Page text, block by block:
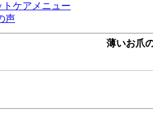
トケアメニュー
声
薄いお爪